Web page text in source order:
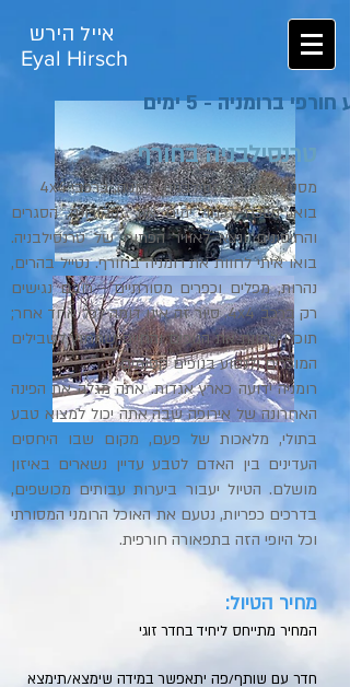
Eyal Hirsch
חורפי ברומניה - 5 ימים
טרנסילבניה בחורף
מסע צילום בטרנסילבניה, רומניה, ברכבי 4 X4
בואו נשכח לכמה ימים את הקורונה, הסגרים
והחיסונים ונצא לאוויר הפתוח של טרנסילבניה.
בואו איתי לחוות את רומניה בחורף. נטייל בהרים,
נהרות, מפלים וכפרים מסורתיים - רובם נגישים
רק ברכב 4 X 4. סיור זה אינו דומה לכל אחד אחר;
תוכלו לחוות את הנופים והחיים שמחוץ לשבילים
המוכרים ולנסוע בנופים קסומים.
רומניה ידועה כארץ אגדות. אתה מגלה את הפינה
האחרונה של אירופה שבה אתה יכול למצוא טבע
בתולי, מלאכות של פעם, מקום שבו היחסים
העדינים בין האדם לטבע עדיין נשארים באיזון
מושלם. הטיול יעבור ביערות עבותים מכושפים,
בדרכים כפריות, נטעם את האוכל הרומני המסורתי
וכל היופי הזה בתפאורה חורפית.
:מחיר הטיול
המחיר מתייחס ליחיד בחדר זוגי
חדר עם שותף/פה יתאפשר במידה שימצא/תימצא